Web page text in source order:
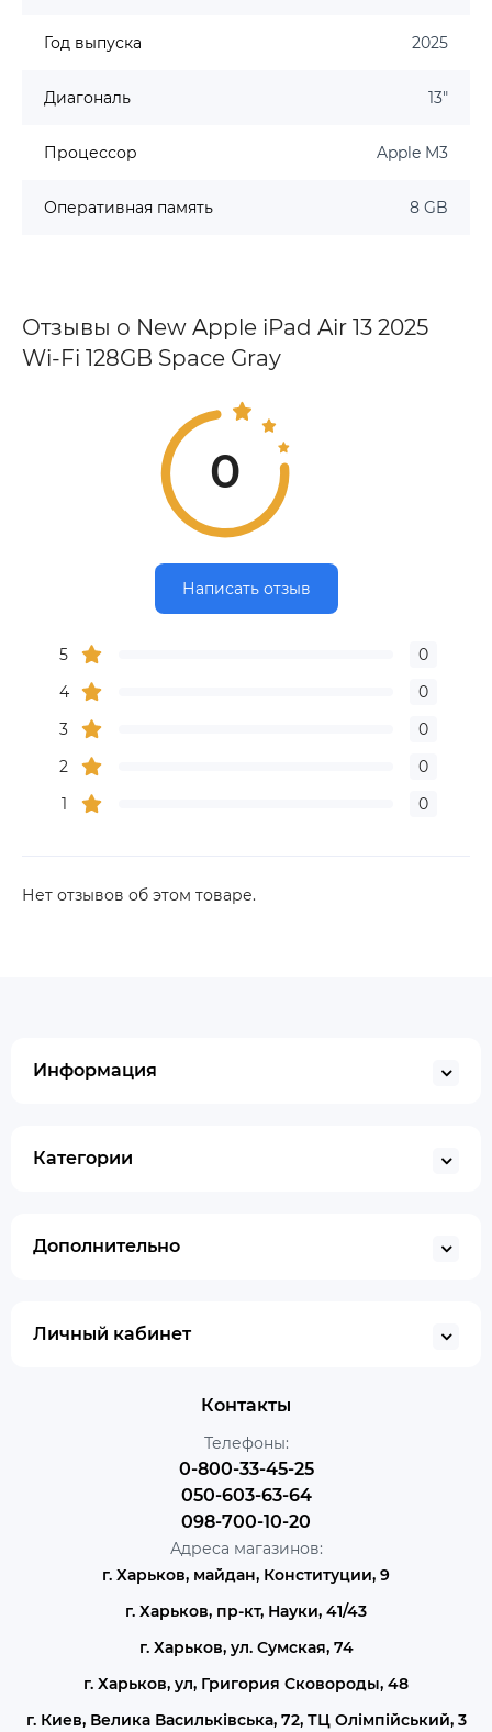
Год выпуска 2025
Диагональ 13"
Процессор Apple M3
Оперативная память 8 GB
Отзывы о New Apple iPad Air 13 2025
Wi-Fi 128GB Space Gray
0
Написать отзыв
5
0
4
0
3
0
2
0
1
0
Нет отзывов об этом товаре.
Информация
Категории
Дополнительно
Личный кабинет
Контакты
Телефоны:
0-800-33-45-25
050-603-63-64
098-700-10-20
Адреса магазинов:
г. Харьков, майдан, Конституции, 9
г. Харьков, пр-кт, Науки, 41/43
г. Харьков, ул. Сумская, 74
г. Харьков, ул, Григория Сковороды, 48
г. Киев, Велика Васильківська, 72, ТЦ Олімпійський, 3